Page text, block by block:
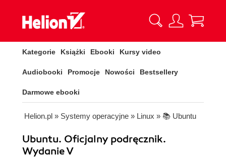
Kategorie Książki Ebooki Kursy video
Audiobooki Promocje Nowości Bestsellery
Darmowe ebooki
Helion.pl » Systemy operacyjne » Linux » 📚 Ubuntu
Ubuntu. Oficjalny podręcznik.
Wydanie V